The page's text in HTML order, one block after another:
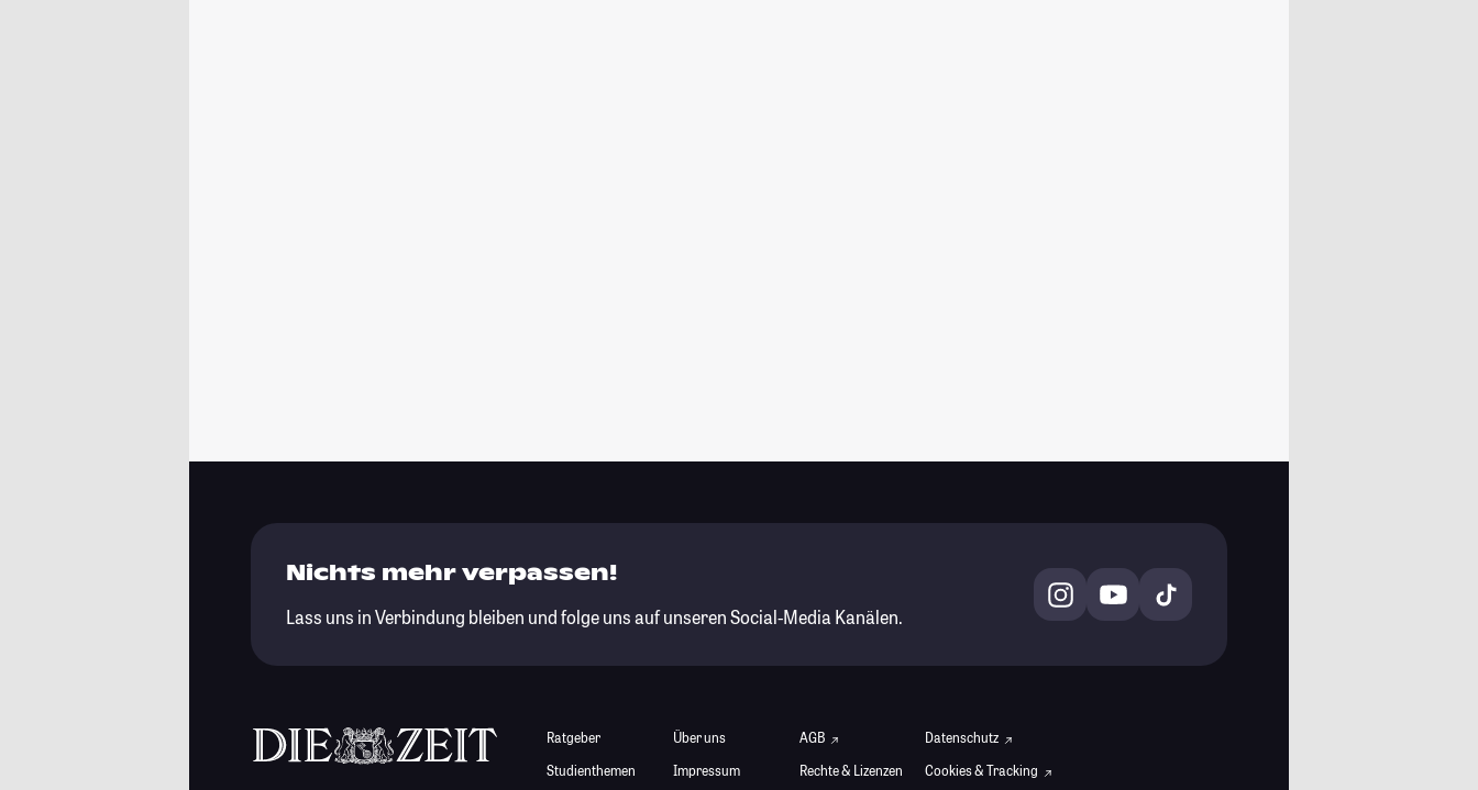
Nichts mehr verpassen!
Lass uns in Verbindung bleiben und folge uns auf unseren Social-Media Kanälen.
Ratgeber
Studienthemen
Über uns
Impressum
AGB
Rechte & Lizenzen
Datenschutz
Cookies & Tracking